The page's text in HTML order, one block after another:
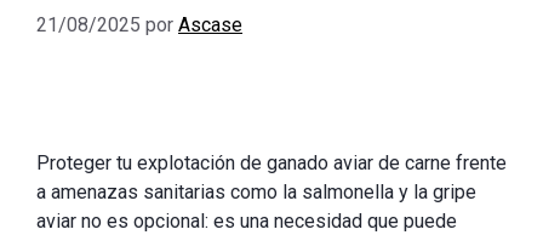
21/08/2025 por Ascase
Proteger tu explotación de ganado aviar de carne frente
a amenazas sanitarias como la salmonella y la gripe
aviar no es opcional: es una necesidad que puede